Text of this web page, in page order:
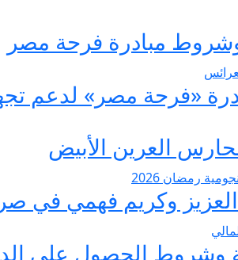
العرين الأبيض
وكريم فهمي في صراع
وشروط الحصول على